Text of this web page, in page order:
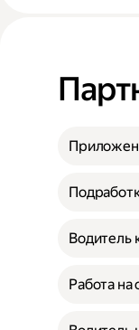
Водитель
Работа на